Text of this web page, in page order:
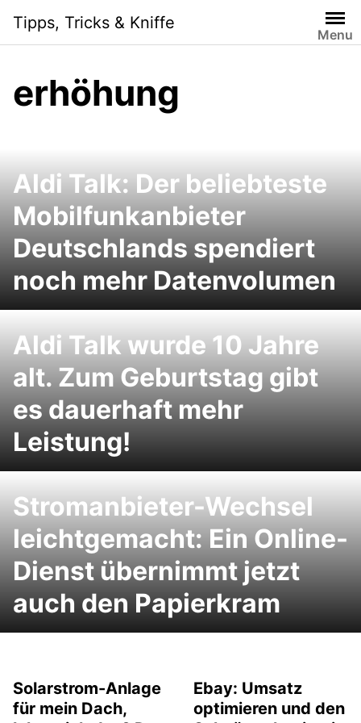
content
Tipps, Tricks & Kniffe
Menu
erhöhung
Aldi Talk: Der beliebteste
Mobilfunkanbieter
Deutschlands spendiert
noch mehr Datenvolumen
Aldi Talk wurde 10 Jahre
alt. Zum Geburtstag gibt
es dauerhaft mehr
Leistung!
Stromanbieter-Wechsel
leichtgemacht: Ein Online-
Dienst übernimmt jetzt
auch den Papierkram
Solarstrom-Anlage
für mein Dach,
Ebay: Umsatz
optimieren und den